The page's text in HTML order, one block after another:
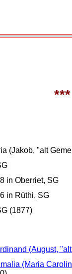
(Jakob, "alt
in Oberriet, SG
in Rüthi, SG
(1877)
(August,
(Maria